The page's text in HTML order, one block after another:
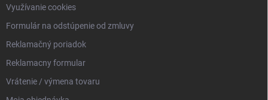
Využívanie cookies
Formulár na odstúpenie od zmluvy
Reklamačný poriadok
Reklamacny formular
Vrátenie / výmena tovaru